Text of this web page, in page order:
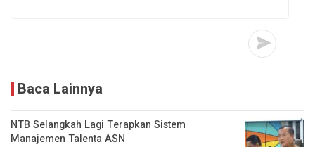
Baca Lainnya
NTB Selangkah Lagi Terapkan Sistem
Manajemen Talenta ASN